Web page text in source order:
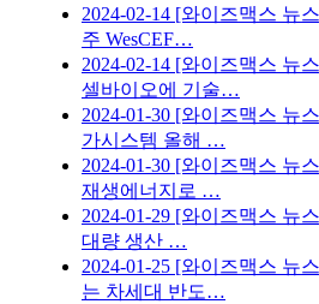
2024-02-14 [와이즈맥스 뉴
주 WesCEF…
2024-02-14 [와이즈맥스 뉴
셀바이오에 기술…
2024-01-30 [와이즈맥스 뉴
가시스템 올해 …
2024-01-30 [와이즈맥스 뉴
재생에너지로 …
2024-01-29 [와이즈맥스 뉴
대량 생산 …
2024-01-25 [와이즈맥스 뉴
는 차세대 반도…